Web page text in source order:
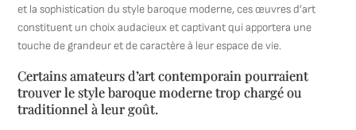
et la sophistication du style baroque moderne, ces œuvres d’art
constituent un choix audacieux et captivant qui apportera une
touche de grandeur et de caractère à leur espace de vie.
Certains amateurs d’art contemporain pourraient
trouver le style baroque moderne trop chargé ou
traditionnel à leur goût.